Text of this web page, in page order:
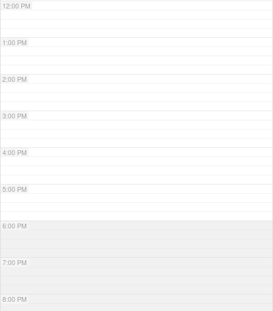
12:00 PM
1:00 PM
2:00 PM
3:00 PM
4:00 PM
5:00 PM
6:00 PM
7:00 PM
8:00 PM